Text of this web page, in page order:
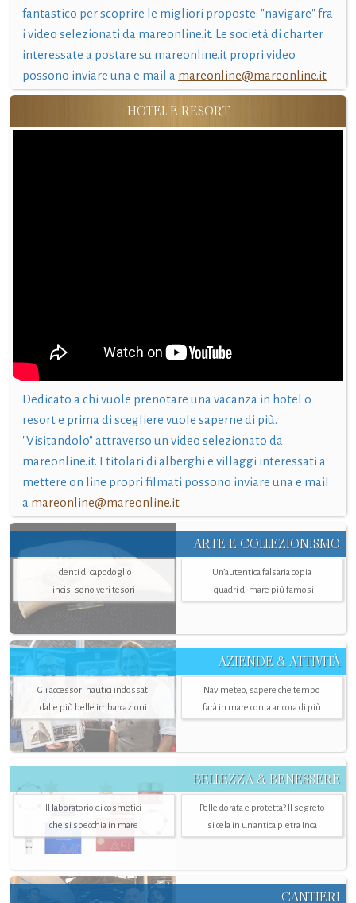
fantastico per scoprire le migliori proposte: "navigare" fra
i video selezionati da mareonline.it. Le società di charter
interessate a postare su mareonline.it propri video
possono inviare una e mail a mareonline@mareonline.it
HOTEL E RESORT
Dedicato a chi vuole prenotare una vacanza in hotel o
resort e prima di scegliere vuole saperne di più.
"Visitandolo" attraverso un video selezionato da
mareonline.it. I titolari di alberghi e villaggi interessati a
mettere on line propri filmati possono inviare una e mail
a mareonline@mareonline.it
ARTE E COLLEZIONISMO
I denti di capodoglio
incisi sono veri tesori
Un’autentica falsaria copia
i quadri di mare più famosi
AZIENDE & ATTIVITÀ
Gli accessori nautici indossati
dalle più belle imbarcazioni
Navimeteo, sapere che tempo
farà in mare conta ancora di più
BELLEZZA & BENESSERE
Il laboratorio di cosmetici
che si specchia in mare
Pelle dorata e protetta? Il segreto
si cela in un’antica pietra Inca
CANTIERI